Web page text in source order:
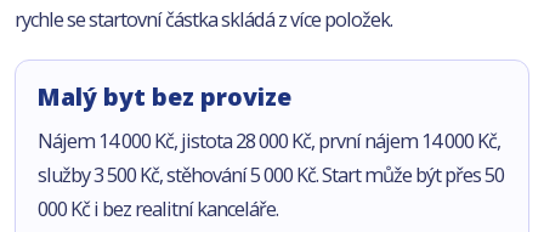
rychle se startovní částka skládá z více položek.
Malý byt bez provize
Nájem 14 000 Kč, jistota 28 000 Kč, první nájem 14 000 Kč,
služby 3 500 Kč, stěhování 5 000 Kč. Start může být přes 50
000 Kč i bez realitní kanceláře.